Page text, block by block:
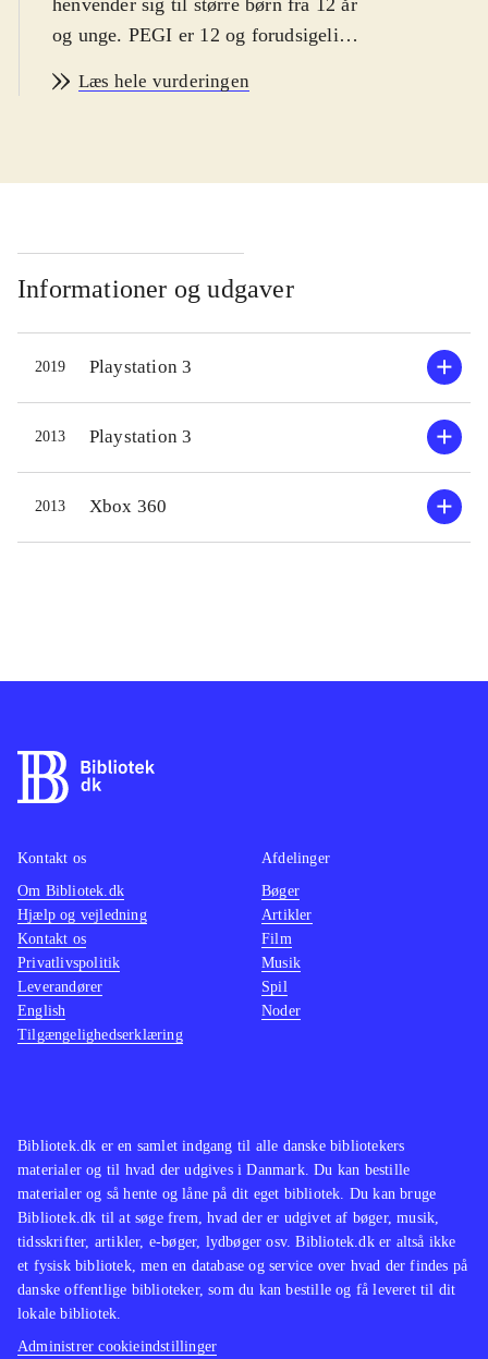
og unge. PEGI er 12 og forudsigelige
Spillet er på engelsk.
og kampspil, hvor interessen mest
man interesserer sig for Naruto-
universet. Udgangspunktet for
handlingen er landsbyen Leaf Village
og den 4. store Ninja-krig, og
undervejs skal man træffe "Ultimate
decicions", som afgør om man vil
vælge Hero-vejen eller den svære
dybde, god storyline og mange
udfordrende Boss-kampe. Spillet har
gode animationer og effekter, som
underbygger det spændende univers
Spillet hører til i toppen af de
Anime-baserede spil, og kan vel
bedst sammenlignes med de to
forgængere i serien, og her topper
dette 3. spil med mange gode
disse Anime/Manga-baserede spil, og
fans af genren får "Bang for the
Bucks" med dette langtidsholdbare
spil. Et must buy for bibliotekerne
efter min mening.
Læs hele vurderingen
Informationer og udgaver
2019 Playstation 3
2013 Playstation 3
2013 Xbox 360
Bibliotek.dk er en samlet indgang til alle danske bibliotekers
materialer og til hvad der udgives i Danmark. Du kan bestille
materialer og så hente og låne på dit eget bibliotek. Du kan bruge
Bibliotek.dk til at søge frem, hvad der er udgivet af bøger, musik,
tidsskrifter, artikler, e-bøger, lydbøger osv. Bibliotek.dk er altså ikke
et fysisk bibliotek, men en database og service over hvad der findes på
danske offentlige biblioteker, som du kan bestille og få leveret til dit
lokale bibliotek.
Administrer cookieindstillinger
Kontakt os
Om Bibliotek.dk
Hjælp og vejledning
Kontakt os
Privatlivspolitik
Leverandører
English
Tilgængelighedserklæring
Afdelinger
Bøger
Artikler
Film
Musik
Spil
Noder